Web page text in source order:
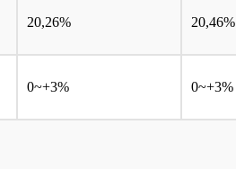
20,26% 20,46%
0~+3% 0~+3%